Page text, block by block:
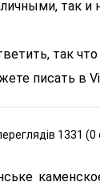
так и
так
писать в
1331 (0